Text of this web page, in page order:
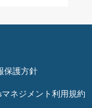
保護方針
ネジメント利用規約